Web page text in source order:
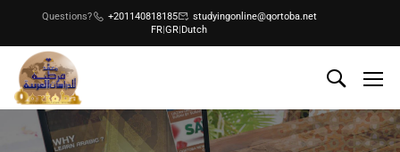
Questions? +201140818185
studyingonline@qortoba.net
FR|GR|Dutch